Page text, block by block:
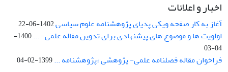
اخبار و اعلانات
آغاز به کار صفحه ویکی پدیای پژوهشنامه علوم سیاسی1402-06-22
اولویت ها و موضوع های پیشنهادی برای تدوین مقاله علمی- ...
1400-
04-03
فراخوان مقاله فصلنامه علمی- پژوهشی «پژوهشنامه ...1399-02-04